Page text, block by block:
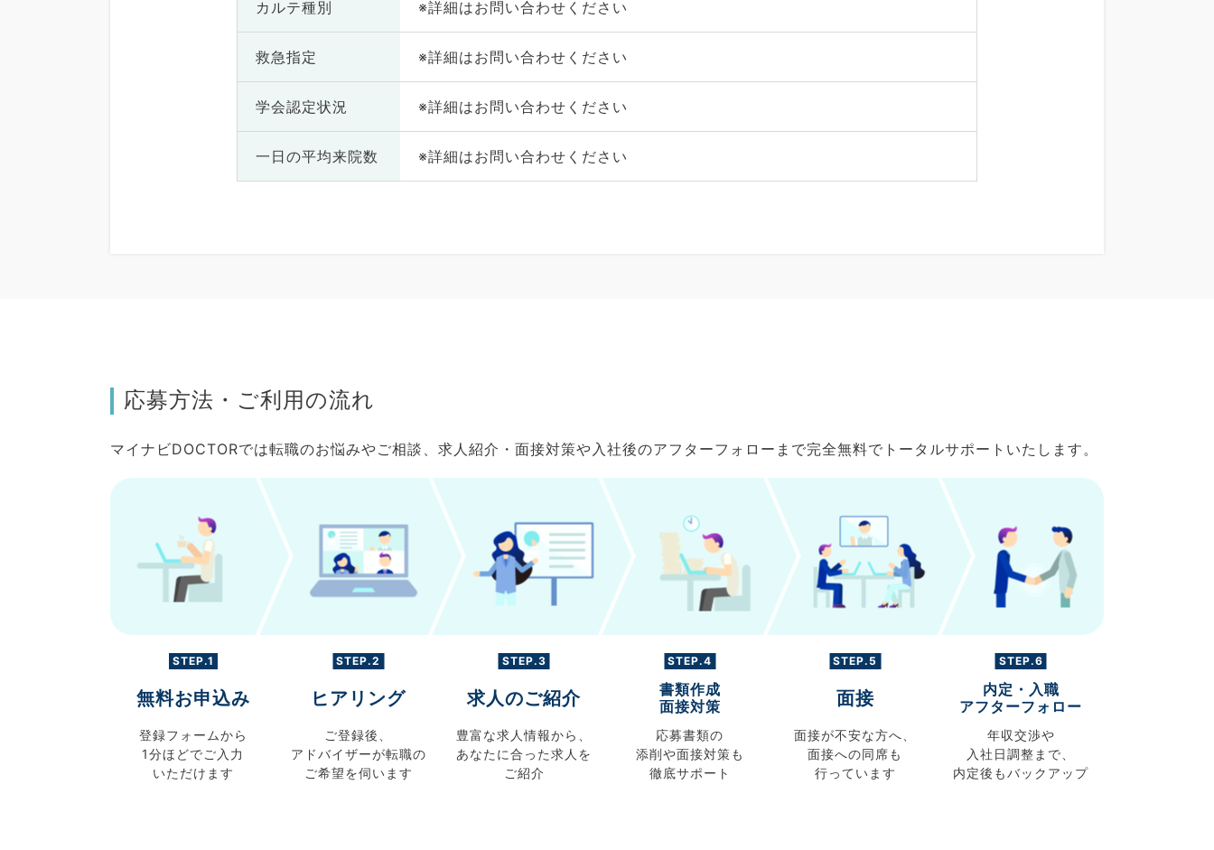
カルテ種別 ※詳細はお問い合わせください
救急指定 ※詳細はお問い合わせください
学会認定状況 ※詳細はお問い合わせください
一日の平均来院数 ※詳細はお問い合わせください
応募方法・ご利用の流れ
マイナビDOCTORでは転職のお悩みやご相談、求人紹介・面接対策や入社後のアフターフォローまで完全無料でトータルサポートいたします。
STEP.1
無料お申込み
登録フォームから
1分ほどでご入力
いただけます
STEP.2
ヒアリング
ご登録後、
アドバイザーが転職の
ご希望を伺います
STEP.3
求人のご紹介
豊富な求人情報から、
あなたに合った求人を
ご紹介
STEP.4
書類作成
面接対策
応募書類の
添削や面接対策も
徹底サポート
STEP.5
面接
面接が不安な方へ、
面接への同席も
行っています
STEP.6
内定・入職
アフターフォロー
年収交渉や
入社日調整まで、
内定後もバックアップ